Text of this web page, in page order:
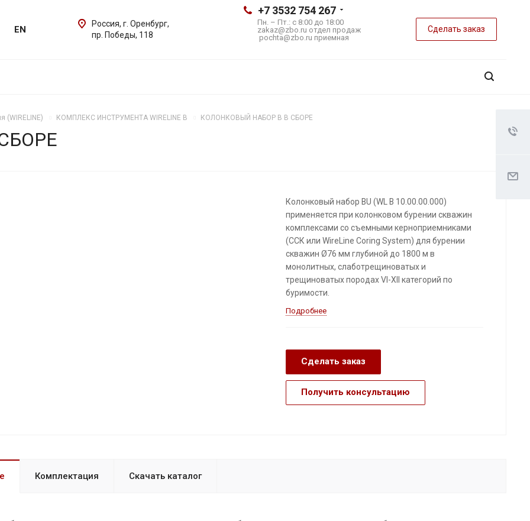
+7 3532 754 267
Пн. – Пт.: с 8:00 до 18:00
zakaz@zbo.ru отдел продаж
pochta@zbo.ru приемная
Сделать заказ
Россия, г. Оренбург,
пр. Победы, 118
EN
(WIRELINE) КОМПЛЕКС ИНСТРУМЕНТА WIRELINE B КОЛОНКОВЫЙ НАБОР B В СБОРЕ
Колонковый набор BU (WL B 10.00.00.000)
применяется при колонковом бурении скважин
комплексами со съемными керноприемниками
(ССК или WireLine Coring System) для бурении
скважин Ø76 мм глубиной до 1800 м в
монолитных, слаботрещиноватых и
трещиноватых породах VI-XII категорий по
буримости.
Подробнее
Сделать заказ
Получить консультацию
Комплектация Скачать каталог